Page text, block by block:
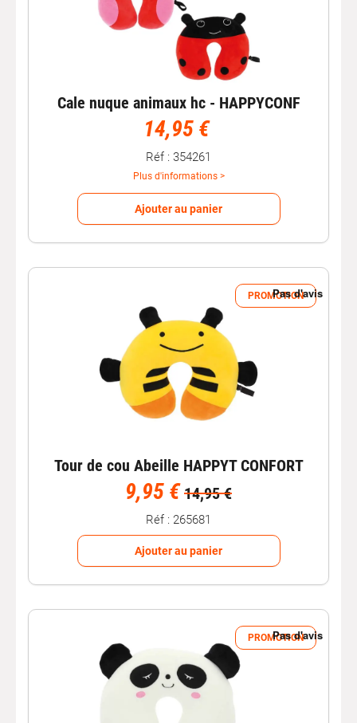
Cale nuque animaux hc - HAPPYCONF
14,95 €
Réf : 354261
Plus d'informations >
Ajouter au panier
PROMOTION
Tour de cou Abeille HAPPYT CONFORT
9,95 € 14,95 €
Réf : 265681
Ajouter au panier
PROMOTION